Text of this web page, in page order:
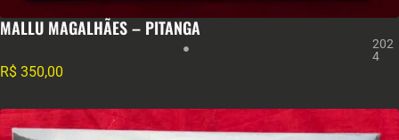
MALLU MAGALHÃES – PITANGA
202
4
R$ 350,00